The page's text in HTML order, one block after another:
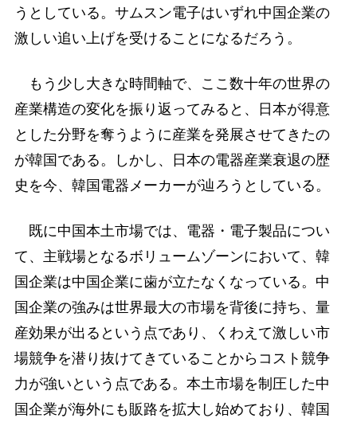
うとしている。サムスン電子はいずれ中国企業の
激しい追い上げを受けることになるだろう。
もう少し大きな時間軸で、ここ数十年の世界の
産業構造の変化を振り返ってみると、日本が得意
とした分野を奪うように産業を発展させてきたの
が韓国である。しかし、日本の電器産業衰退の歴
史を今、韓国電器メーカーが辿ろうとしている。
既に中国本土市場では、電器・電子製品につい
て、主戦場となるボリュームゾーンにおいて、韓
国企業は中国企業に歯が立たなくなっている。中
国企業の強みは世界最大の市場を背後に持ち、量
産効果が出るという点であり、くわえて激しい市
場競争を潜り抜けてきていることからコスト競争
力が強いという点である。本土市場を制圧した中
国企業が海外にも販路を拡大し始めており、韓国